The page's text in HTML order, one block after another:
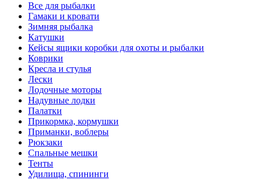
Все для рыбалки
Гамаки и кровати
Зимняя рыбалка
Катушки
Кейсы ящики коробки для охоты и рыбалки
Коврики
Кресла и стулья
Лески
Лодочные моторы
Надувные лодки
Палатки
Прикормка, кормушки
Приманки, воблеры
Рюкзаки
Спальные мешки
Тенты
Удилища, спининги